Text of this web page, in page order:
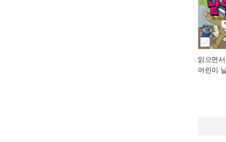
읽으면
어린이